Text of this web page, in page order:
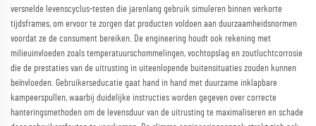
versnelde levenscyclus-testen die jarenlang gebruik simuleren binnen verkorte
tijdsframes, om ervoor te zorgen dat producten voldoen aan duurzaamheidsnormen
voordat ze de consument bereiken. De engineering houdt ook rekening met
milieuinvloeden zoals temperatuurschommelingen, vochtopslag en zoutluchtcorrosie
die de prestaties van de uitrusting in uiteenlopende buitensituaties zouden kunnen
beïnvloeden. Gebruikerseducatie gaat hand in hand met duurzame inklapbare
kampeerspullen, waarbij duidelijke instructies worden gegeven over correcte
hanteringsmethoden om de levensduur van de uitrusting te maximaliseren en schade